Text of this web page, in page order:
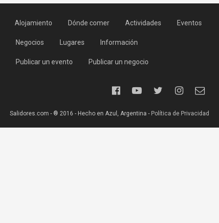
Alojamiento Dónde comer Actividades Eventos
Negocios Lugares Información
Publicar un evento Publicar un negocio
Salidores.com - ® 2016 - Hecho en Azul, Argentina - Política de Privacidad